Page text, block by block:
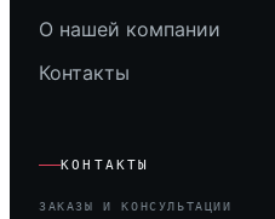
О нашей компании
Контакты
КОНТАКТЫ
ЗАКАЗЫ И КОНСУЛЬТАЦИИ